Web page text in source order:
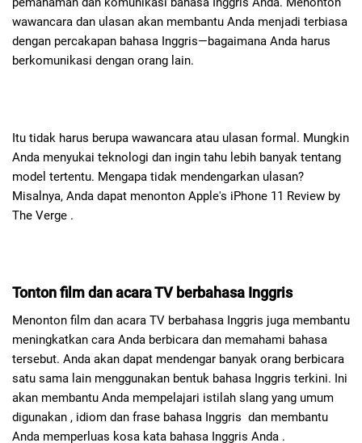
wawancara dan ulasan akan membantu Anda menjadi terbiasa
dengan percakapan bahasa Inggris—bagaimana Anda harus
berkomunikasi dengan orang lain.
Itu tidak harus berupa wawancara atau ulasan formal. Mungkin
Anda menyukai teknologi dan ingin tahu lebih banyak tentang
model tertentu. Mengapa tidak mendengarkan ulasan?
Misalnya, Anda dapat menonton Apple's iPhone 11 Review by
The Verge .
Tonton film dan acara TV berbahasa Inggris
Menonton film dan acara TV berbahasa Inggris juga membantu
meningkatkan cara Anda berbicara dan memahami bahasa
tersebut. Anda akan dapat mendengar banyak orang berbicara
satu sama lain menggunakan bentuk bahasa Inggris terkini. Ini
akan membantu Anda mempelajari istilah slang yang umum
digunakan , idiom dan frase bahasa Inggris dan membantu
Anda memperluas kosa kata bahasa Inggris Anda .